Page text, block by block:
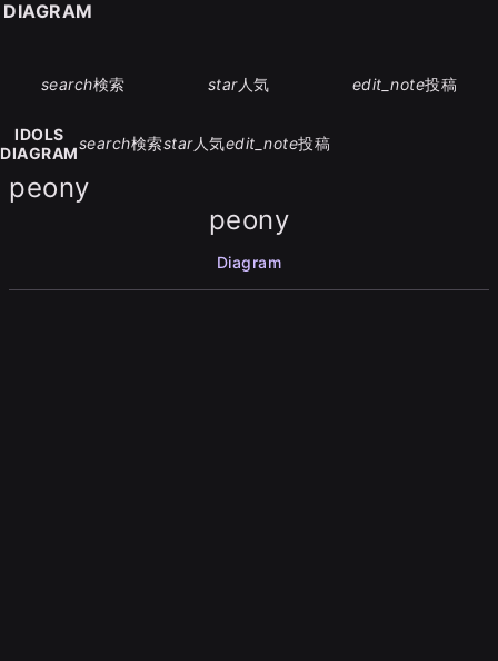
search検索 star人気 edit_note投稿
IDOLS
DIAGRAM
search検索star人気edit_note投稿
peony
peony
Diagram